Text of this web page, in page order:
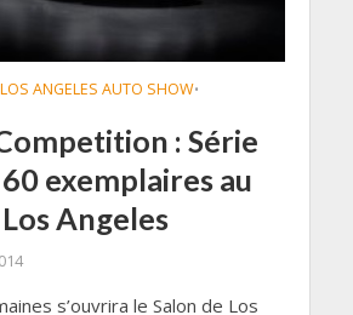
LOS ANGELES AUTO SHOW•
: Série
exemplaires au
Angeles
s’ouvrira le Salon de Los